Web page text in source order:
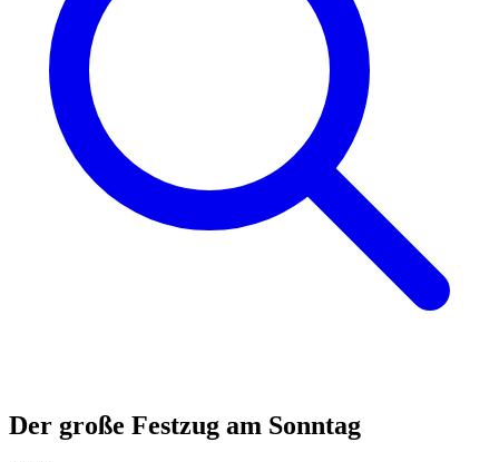
Der große Festzug am Sonntag